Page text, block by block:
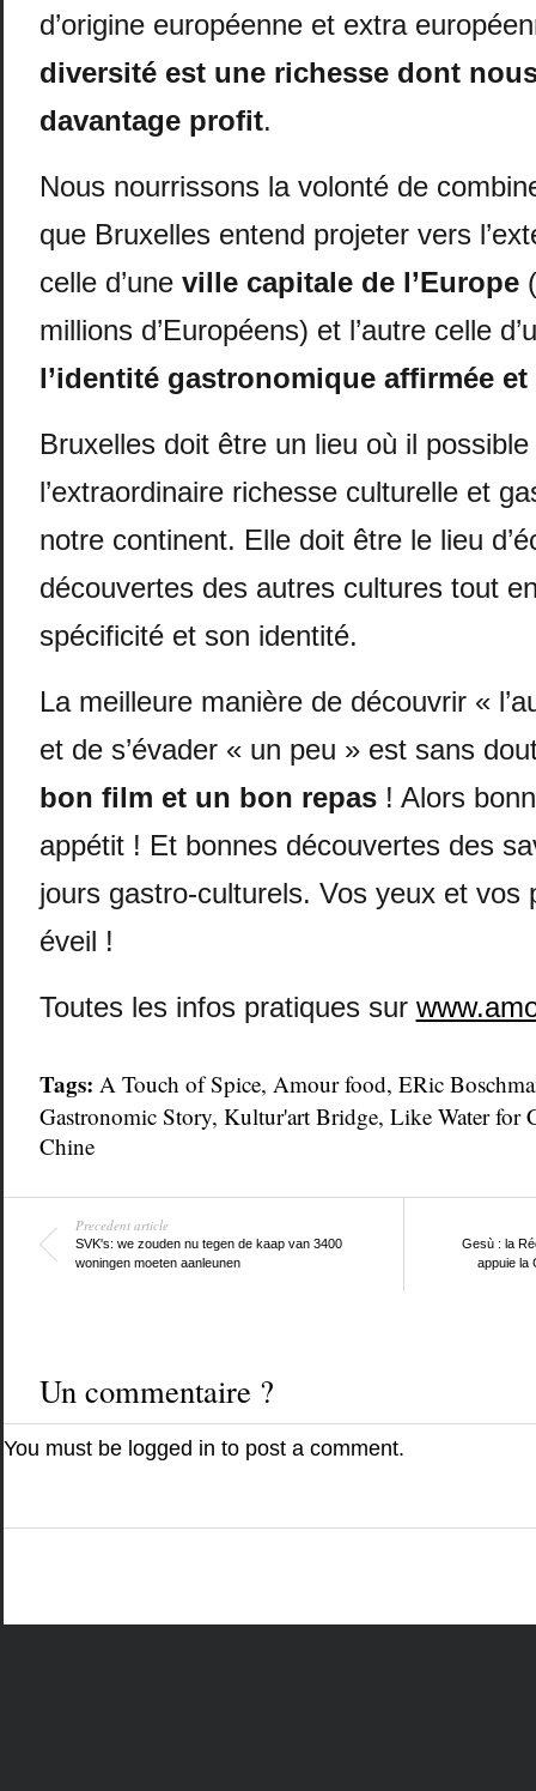
d’origine européenne et extra
diversité est une richesse dont
davantage profit.
Nous nourrissons la volonté de
que Bruxelles entend projeter vers
celle d’une ville capitale de l’Europe
millions d’Européens) et l’autre celle
l’identité gastronomique affirmée
Bruxelles doit être un lieu où il
l’extraordinaire richesse culturelle et
notre continent. Elle doit être le lieu
découvertes des autres cultures tout
spécificité et son identité.
La meilleure manière de découvrir «
et de s’évader « un peu » est sans
bon film et un bon repas! Alors
appétit ! Et bonnes découvertes des
jours gastro-culturels. Vos yeux et vos
éveil !
Toutes les infos pratiques sur
Tags: A Touch of Spice, Amour food, ERic
Gastronomic Story, Kultur'art Bridge, Like Water for
Chine
Precedent article
SVK's: we zouden nu tegen de kaap van 3400
woningen moeten aanleunen
Gesù : la
appuie la
Un commentaire ?
You must be logged in to post a comment.